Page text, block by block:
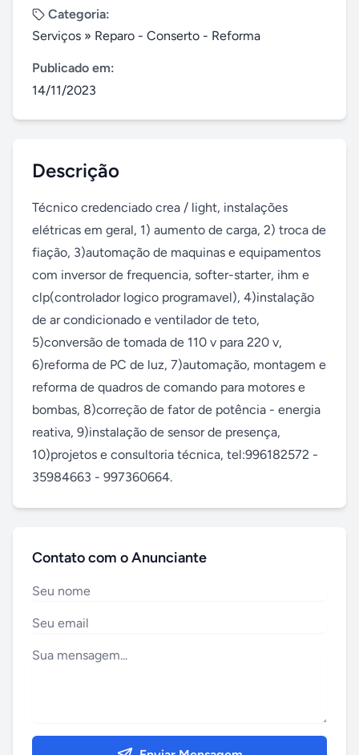
Categoria:
Serviços » Reparo - Conserto - Reforma
Publicado em:
14/11/2023
Descrição
Técnico credenciado crea / light, instalações
elétricas em geral, 1) aumento de carga, 2) troca de
fiação, 3)automação de maquinas e equipamentos
com inversor de frequencia, softer-starter, ihm e
clp(controlador logico programavel), 4)instalação
de ar condicionado e ventilador de teto,
5)conversão de tomada de 110 v para 220 v,
6)reforma de PC de luz, 7)automação, montagem e
reforma de quadros de comando para motores e
bombas, 8)correção de fator de potência - energia
reativa, 9)instalação de sensor de presença,
10)projetos e consultoria técnica, tel:996182572 -
35984663 - 997360664.
Contato com o Anunciante